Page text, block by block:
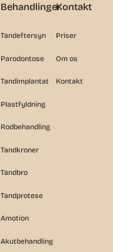
Behandlinger
Tandeftersyn
Parodontose
Tandimplantat
Plastfyldning
Rodbehandling
Tandkroner
Tandbro
Tandprotese
Amotion
Akutbehandling
Kontakt
Priser
Om os
Kontakt